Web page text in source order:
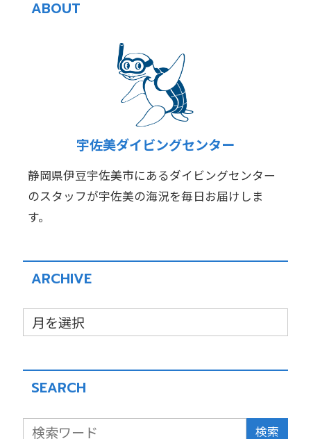
ABOUT
宇佐美ダイビングセンター
静岡県伊豆宇佐美市にあるダイビングセンター
のスタッフが宇佐美の海況を毎日お届けしま
す。
ARCHIVE
SEARCH
検索